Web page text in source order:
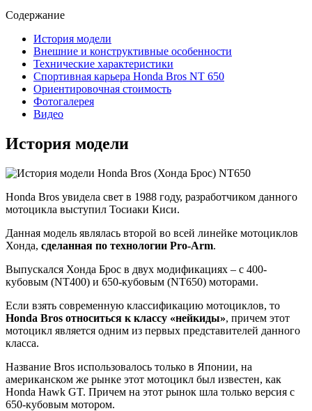
Содержание
История модели
Внешние и конструктивные особенности
Технические характеристики
Спортивная карьера Honda Bros NT 650
Ориентировочная стоимость
Фотогалерея
Видео
История модели
Honda Bros увидела свет в 1988 году, разработчиком данного
мотоцикла выступил Тосиаки Киси.
Данная модель являлась второй во всей линейке мотоциклов
Хонда, сделанная по технологии Pro-Arm.
Выпускался Хонда Брос в двух модификациях – с 400-
кубовым (NT400) и 650-кубовым (NT650) моторами.
Если взять современную классификацию мотоциклов, то
Honda Bros относиться к классу «нейкиды», причем этот
мотоцикл является одним из первых представителей данного
класса.
Название Bros использовалось только в Японии, на
американском же рынке этот мотоцикл был известен, как
Honda Hawk GT. Причем на этот рынок шла только версия с
650-кубовым мотором.